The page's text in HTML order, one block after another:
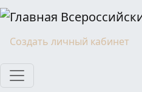
Перейти к основному
Моя учетная
Создать личный кабинет